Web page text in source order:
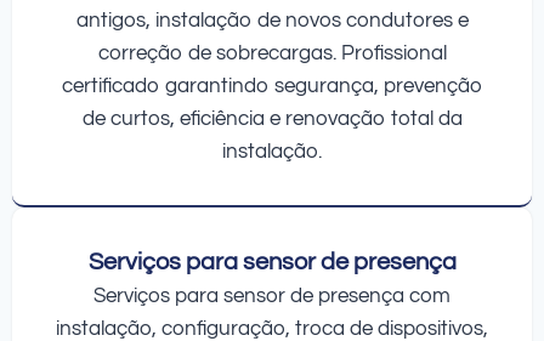
antigos, instalação de novos condutores e
correção de sobrecargas. Profissional
certificado garantindo segurança, prevenção
de curtos, eficiência e renovação total da
instalação.
Serviços para sensor de presença
Serviços para sensor de presença com
instalação, configuração, troca de dispositivos,